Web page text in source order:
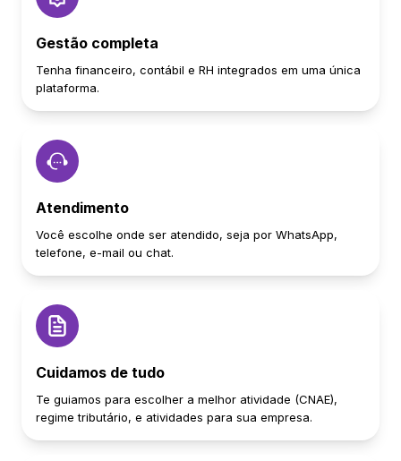
Gestão completa
Tenha financeiro, contábil e RH integrados em uma única
plataforma.
Atendimento
Você escolhe onde ser atendido, seja por WhatsApp,
telefone, e-mail ou chat.
Cuidamos de tudo
Te guiamos para escolher a melhor atividade (CNAE),
regime tributário, e atividades para sua empresa.